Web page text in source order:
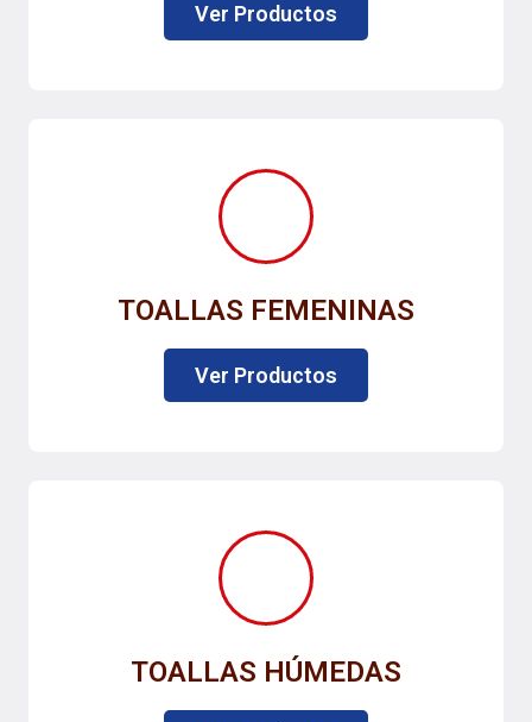
Ver Productos
TOALLAS FEMENINAS
Ver Productos
TOALLAS HÚMEDAS